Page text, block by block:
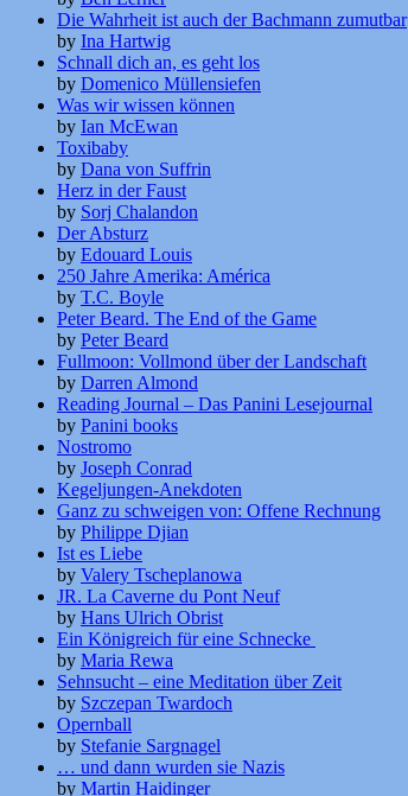
Die Wahrheit ist auch der Bachmann zumutbar
by Ina Hartwig
Schnall dich an, es geht los
by Domenico Müllensiefen
Was wir wissen können
by Ian McEwan
Toxibaby
by Dana von Suffrin
Herz in der Faust
by Sorj Chalandon
Der Absturz
by Edouard Louis
250 Jahre Amerika: América
by T.C. Boyle
Peter Beard. The End of the Game
by Peter Beard
Fullmoon: Vollmond über der Landschaft
by Darren Almond
Reading Journal – Das Panini Lesejournal
by Panini books
Nostromo
by Joseph Conrad
Kegeljungen-Anekdoten
Ganz zu schweigen von: Offene Rechnung
by Philippe Djian
Ist es Liebe
by Valery Tscheplanowa
JR. La Caverne du Pont Neuf
by Hans Ulrich Obrist
Ein Königreich für eine Schnecke
by Maria Rewa
Sehnsucht – eine Meditation über Zeit
by Szczepan Twardoch
Opernball
by Stefanie Sargnagel
… und dann wurden sie Nazis
by Martin Haidinger